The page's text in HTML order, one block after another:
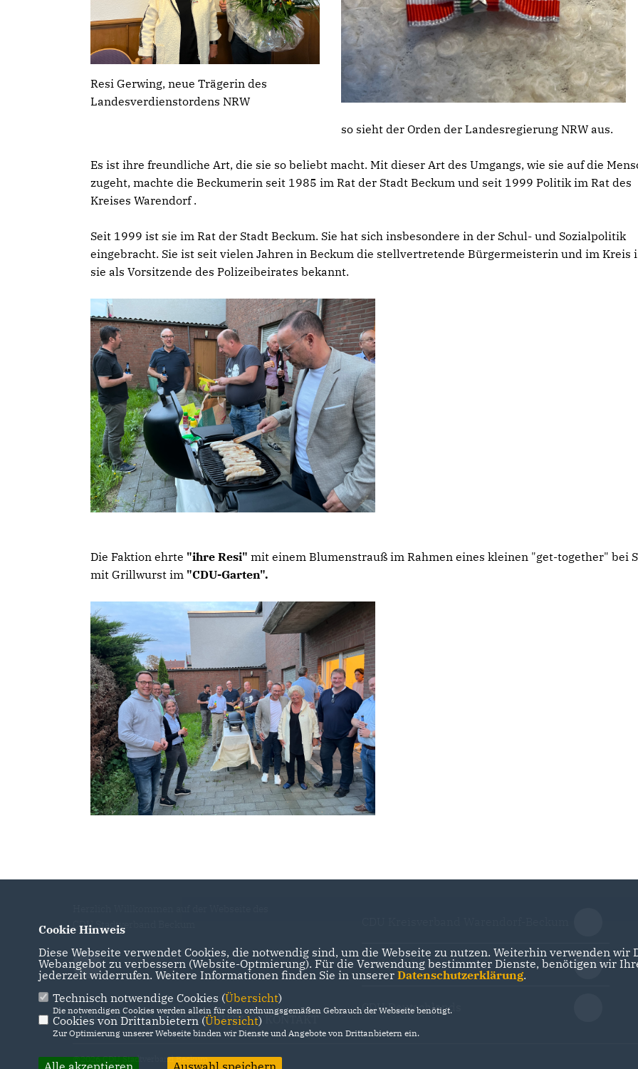
Resi Gerwing, neue Trägerin des
Landesverdienstordens NRW
so sieht der Orden der Landesregierung NRW aus.
Es ist ihre freundliche Art, die sie so beliebt macht. Mit dieser Art des Umgangs, wie sie auf die
zugeht, machte die Beckumerin seit 1985 im Rat der Stadt Beckum und seit 1999 Politik im Rat des
Kreises Warendorf .
Seit 1999 ist sie im Rat der Stadt Beckum. Sie hat sich insbesondere in der Schul- und Sozialpolitik
eingebracht. Sie ist seit vielen Jahren in Beckum die stellvertretende Bürgermeisterin und im Kreis
sie als Vorsitzende des Polizeibeirates bekannt.
Die Faktion ehrte "ihre Resi" mit einem Blumenstrauß im Rahmen eines kleinen "get-together" bei
mit Grillwurst im "CDU-Garten".
CDU Stadtverband Beckum
IMPRESSUM DATENSCHUTZ KONTAKT
CDU Nordrhein-Westfalen
CDU Deutschlands
@2026 CDU Stadtverband Beckum
Cookie Hinweis
Diese Webseite verwendet Cookies, die notwendig sind, um die Webseite zu nutzen. Weiterhin verwenden
Webangebot zu verbessern (Website-Optmierung). Für die Verwendung bestimmter Dienste, benötigen wir
jederzeit widerrufen. Weitere Informationen finden Sie in unserer Datenschutzerklärung.
Technisch notwendige Cookies (Übersicht)
Die notwendigen Cookies werden allein für den ordnungsgemäßen Gebrauch der Webseite benötigt.
Cookies von Drittanbietern (Übersicht)
Zur Optimierung unserer Webseite binden wir Dienste und Angebote von Drittanbietern ein.
Alle akzeptieren Auswahl speichern